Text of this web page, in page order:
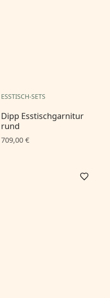
ESSTISCH-SETS
Dipp Esstischgarnitur
rund
709,00 €